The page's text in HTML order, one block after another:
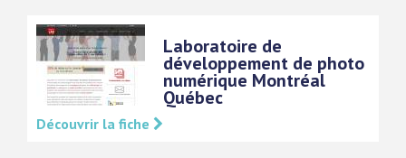
Laboratoire de
développement de photo
numérique Montréal
Québec
Découvrir la fiche